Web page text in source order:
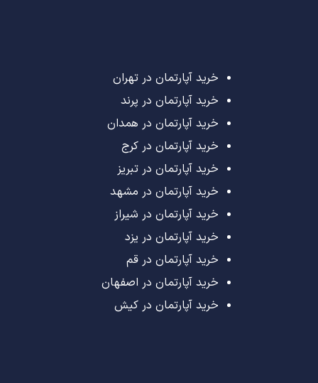
خرید آپارتمان در تهران
خرید آپارتمان در پرند
خرید آپارتمان در همدان
خرید آپارتمان در کرج
خرید آپارتمان در تبریز
خرید آپارتمان در مشهد
خرید آپارتمان در شیراز
خرید آپارتمان در یزد
خرید آپارتمان در قم
خرید آپارتمان در اصفهان
خرید آپارتمان در کیش